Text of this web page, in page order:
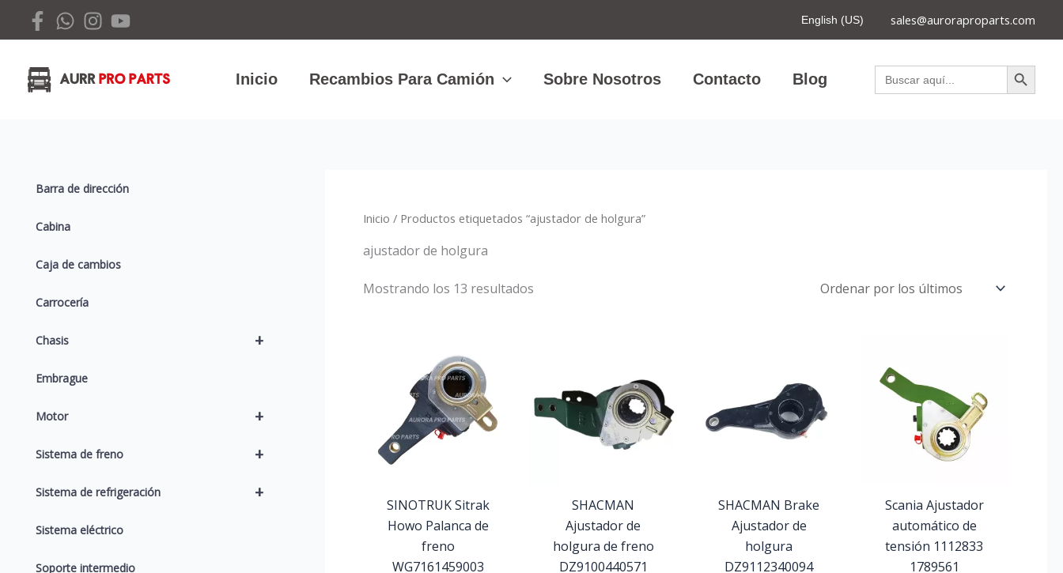
English (US) sales@auroraproparts.com
Inicio Recambios Para Camión Sobre Nosotros Contacto Blog Buscar: Botón de
Barra de dirección
Cabina
Caja de cambios
Carrocería
+
Chasis
Embrague
+
Motor
+
Sistema de freno
+
Sistema de refrigeración
Sistema eléctrico
Soporte intermedio
Inicio / Productos etiquetados “ajustador de holgura”
ajustador de holgura
Mostrando los 13 resultados
últimos
SINOTRUK Sitrak
Howo Palanca de
freno
WG7161459003
SHACMAN
Ajustador de
holgura de freno
DZ9100440571
SHACMAN Brake
Ajustador de
holgura
DZ9112340094
Scania Ajustador
automático de
tensión 1112833
1789561